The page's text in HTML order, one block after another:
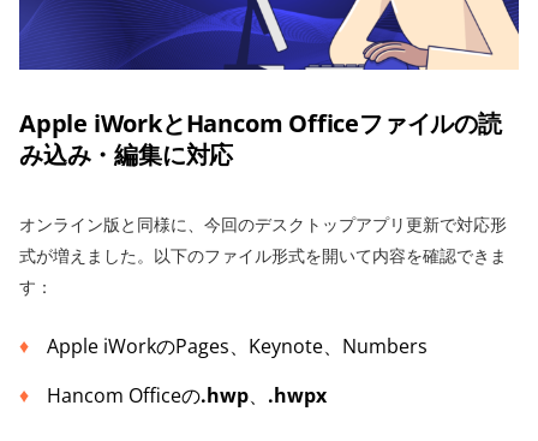
Apple iWorkとHancom Officeファイルの読
み込み・編集に対応
オンライン版と同様に、今回のデスクトップアプリ更新で対応形
式が増えました。以下のファイル形式を開いて内容を確認できま
す：
Apple iWorkのPages、Keynote、Numbers
Hancom Officeの.hwp、 .hwpx